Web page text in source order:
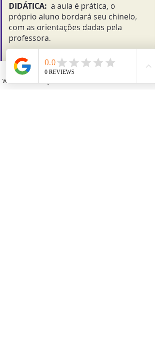
DIDÁTICA: a aula é prática, o
próprio aluno bordará seu chinelo,
com as orientações dadas pela
professora.
Durante a aula, o aluno terá
oportunidade de treinar a visão,
para aprender a posicionar a agulha